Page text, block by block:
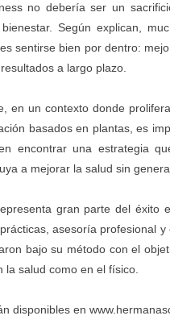
no debería ser un
Según explican,
sentirse bien por dentro:
a largo plazo.
en un contexto donde
basados en plantas, es
encontrar una estrategia
a mejorar la salud sin
gran parte del éxito
asesoría profesional
bajo su método con el
salud como en el físico.
disponibles en